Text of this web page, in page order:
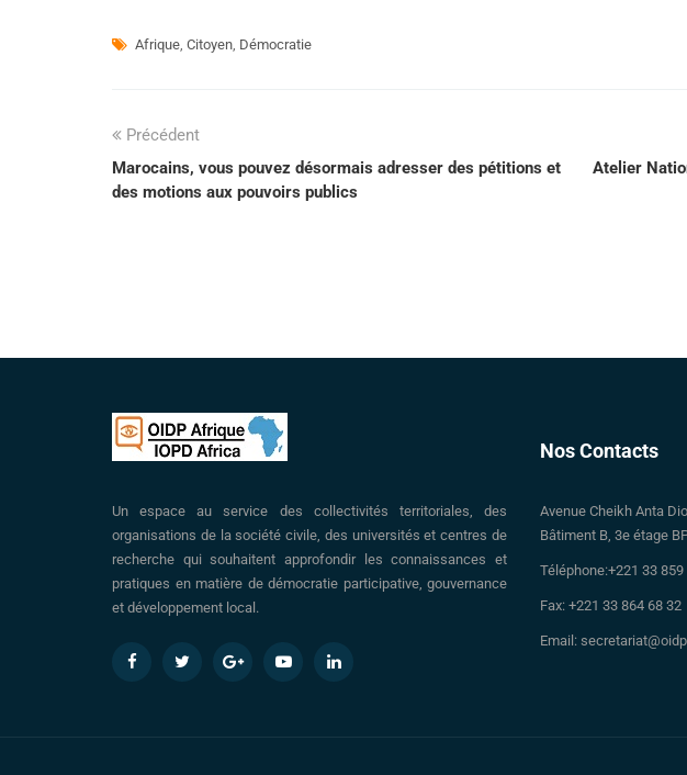
Afrique, Citoyen, Démocratie
Précédent
Marocains, vous pouvez désormais adresser des pétitions et
des motions aux pouvoirs publics
Atelier
Un espace au service des collectivités territoriales, des
organisations de la société civile, des universités et centres de
recherche qui souhaitent approfondir les connaissances et
pratiques en matière de démocratie participative, gouvernance
et développement local.
Nos Contacts
Avenue Cheikh Anta
Bâtiment B, 3e étage
Téléphone:+221 33 859
Fax: +221 33 864 68 32
Email: